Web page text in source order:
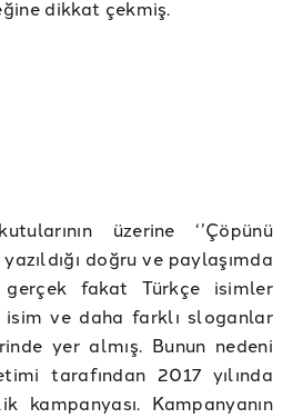
dikkat çekmiş.
üzerine ‘’Çöpünü
doğru ve paylaşımda
fakat Türkçe isimler
isim ve daha farklı sloganlar
yer almış. Bunun nedeni
tarafından 2017 yılında
kampanyası. Kampanyanın